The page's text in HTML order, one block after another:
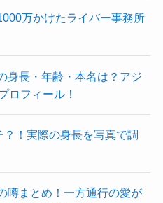
万かけたライバー事務所
身長・年齢・本名は？アジ
ロフィール！
！実際の身長を写真で調
噂まとめ！一方通行の愛が